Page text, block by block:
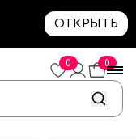
ОТКРЫТЬ
0 0